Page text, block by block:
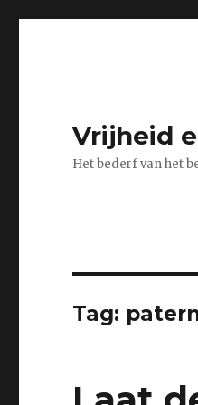
Vrijheid
Het bederf van het
Tag: